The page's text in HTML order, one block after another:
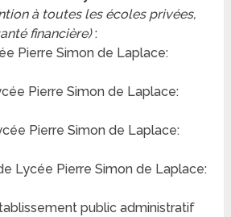
à toutes les écoles privées,
financière):
Pierre Simon de Laplace:
Pierre Simon de Laplace:
Pierre Simon de Laplace:
Lycée Pierre Simon de Laplace:
public administratif